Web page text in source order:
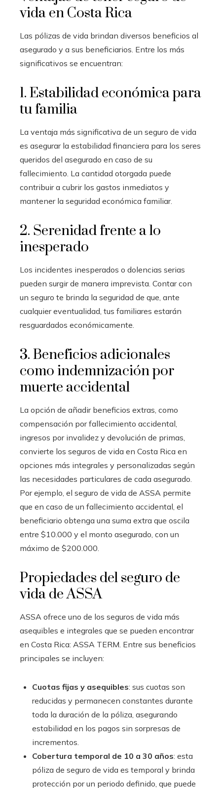
vida en Costa Rica
Las pólizas de vida brindan diversos beneficios al
asegurado y a sus beneficiarios. Entre los más
significativos se encuentran:
1. Estabilidad económica para
tu familia
La ventaja más significativa de un seguro de vida
es asegurar la estabilidad financiera para los seres
queridos del asegurado en caso de su
fallecimiento. La cantidad otorgada puede
contribuir a cubrir los gastos inmediatos y
mantener la seguridad económica familiar.
2. Serenidad frente a lo
inesperado
Los incidentes inesperados o dolencias serias
pueden surgir de manera imprevista. Contar con
un seguro te brinda la seguridad de que, ante
cualquier eventualidad, tus familiares estarán
resguardados económicamente.
3. Beneficios adicionales
como indemnización por
muerte accidental
La opción de añadir beneficios extras, como
compensación por fallecimiento accidental,
ingresos por invalidez y devolución de primas,
convierte los seguros de vida en Costa Rica en
opciones más integrales y personalizadas según
las necesidades particulares de cada asegurado.
Por ejemplo, el seguro de vida de ASSA permite
que en caso de un fallecimiento accidental, el
beneficiario obtenga una suma extra que oscila
entre $10.000 y el monto asegurado, con un
máximo de $200.000.
Propiedades del seguro de
vida de ASSA
ASSA ofrece uno de los seguros de vida más
asequibles e integrales que se pueden encontrar
en Costa Rica: ASSA TERM. Entre sus beneficios
principales se incluyen:
Cuotas fijas y asequibles: sus cuotas son
reducidas y permanecen constantes durante
toda la duración de la póliza, asegurando
estabilidad en los pagos sin sorpresas de
incrementos.
Cobertura temporal de 10 a 30 años: esta
póliza de seguro de vida es temporal y brinda
protección por un periodo definido, que puede